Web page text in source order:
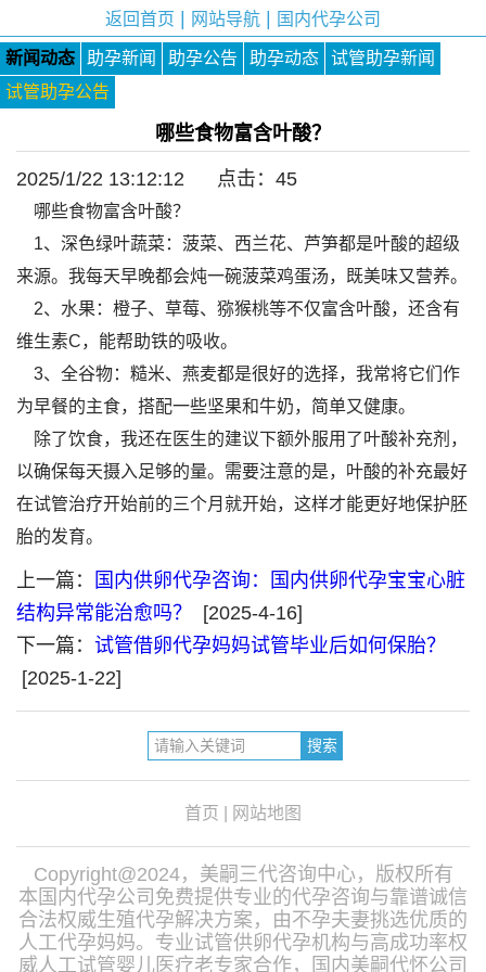
返回首页 网站导航 国内代孕公司
新闻动态 助孕新闻 助孕公告 助孕动态
试管助孕新闻
试管助孕公告
哪些食物富含叶酸？
2025/1/22 13:12:12 点击： 45
哪些食物富含叶酸？
1、深色绿叶蔬菜：菠菜、西兰花、芦笋都是叶酸的超级
来源。我每天早晚都会炖一碗菠菜鸡蛋汤，既美味又营养。
2、水果：橙子、草莓、猕猴桃等不仅富含叶酸，还含有
维生素C，能帮助铁的吸收。
3、全谷物：糙米、燕麦都是很好的选择，我常将它们作
为早餐的主食，搭配一些坚果和牛奶，简单又健康。
除了饮食，我还在医生的建议下额外服用了叶酸补充剂，
以确保每天摄入足够的量。需要注意的是，叶酸的补充最好
在试管治疗开始前的三个月就开始，这样才能更好地保护胚
胎的发育。
上一篇：
国内供卵代孕咨询：国内供卵代孕宝宝心脏
结构异常能治愈吗？
[2025-4-16]
下一篇： 试管借卵代孕妈妈试管毕业后如何保胎？
[2025-1-22]
首页 网站地图
Copyright@2024，美嗣三代咨询中心，版权所有
本国内代孕公司免费提供专业的代孕咨询与靠谱诚信
合法权威生殖代孕解决方案，由不孕夫妻挑选优质的
人工代孕妈妈。专业试管供卵代孕机构与高成功率权
威人工试管婴儿医疗老专家合作，国内美嗣代怀公司